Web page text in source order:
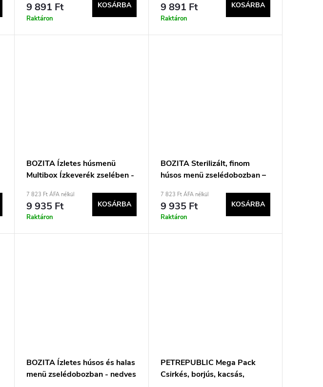
9 891 Ft
Raktáron
KOSÁRBA 9 891 Ft
Raktáron
KOSÁRBA
BOZITA Ízletes húsmenü
Multibox Ízkeverék zselében -
12 x 85g
7 823 Ft ÁFA nélkül
9 935 Ft
Raktáron
KOSÁRBA
BOZITA Sterilizált, finom
húsos menü zselédobozban –
12x85g
7 823 Ft ÁFA nélkül
9 935 Ft
Raktáron
KOSÁRBA
BOZITA Ízletes húsos és halas
menü zselédobozban - nedves
PETREPUBLIC Mega Pack
Csirkés, borjús, kacsás,